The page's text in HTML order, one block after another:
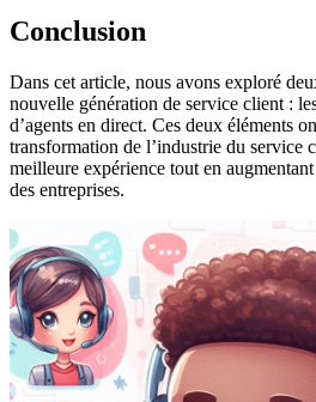
Conclusion
Dans cet article, nous avons exploré
nouvelle génération de service client :
d’agents en direct. Ces deux éléments
transformation de l’industrie du service
meilleure expérience tout en
des entreprises.